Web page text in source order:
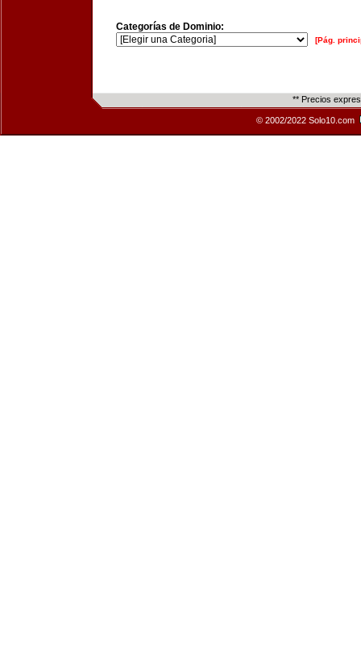
Categorías de Dominio:
[Pág.
** Precios
© 2002/2022 Solo10.com